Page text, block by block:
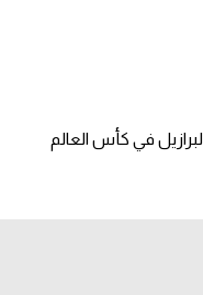
في كأس العالم